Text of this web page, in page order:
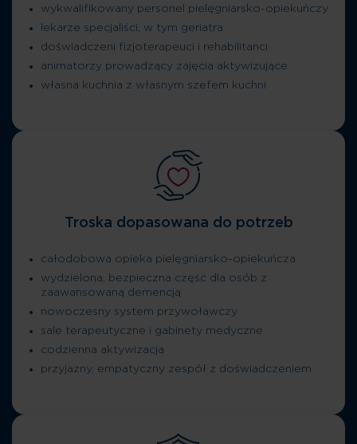
wykwalifikowany personel pielęgniarsko-opiekuńczy
lekarze specjaliści, w tym geriatra
doświadczeni fizjoterapeuci i rehabilitanci
animatorzy prowadzący zajęcia aktywizujące
własna kuchnia z własnym szefem kuchni
Troska dopasowana do potrzeb
całodobowa opieka pielęgniarsko-opiekuńcza
wydzielona, bezpieczna część dla osób z
zaawansowaną demencją
nowoczesny system przywoławczy
sale terapeutyczne i gabinety medyczne
codzienna aktywizacja
przyjazny, empatyczny zespół z doświadczeniem